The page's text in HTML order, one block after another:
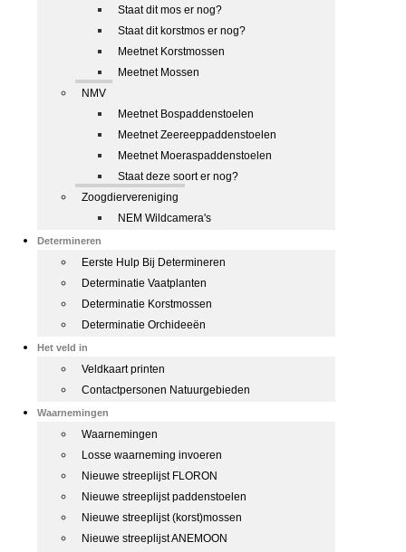
Staat dit mos er nog?
Staat dit korstmos er nog?
Meetnet Korstmossen
Meetnet Mossen
NMV
Meetnet Bospaddenstoelen
Meetnet Zeereeppaddenstoelen
Meetnet Moeraspaddenstoelen
Staat deze soort er nog?
Zoogdiervereniging
NEM Wildcamera's
Determineren
Eerste Hulp Bij Determineren
Determinatie Vaatplanten
Determinatie Korstmossen
Determinatie Orchideeën
Het veld in
Veldkaart printen
Contactpersonen Natuurgebieden
Waarnemingen
Waarnemingen
Losse waarneming invoeren
Nieuwe streeplijst FLORON
Nieuwe streeplijst paddenstoelen
Nieuwe streeplijst (korst)mossen
Nieuwe streeplijst ANEMOON